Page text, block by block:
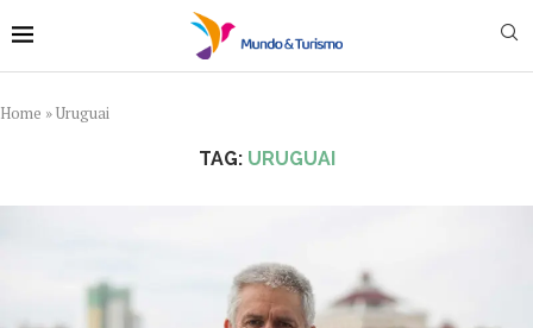
Home »Uruguai
TAG: URUGUAI